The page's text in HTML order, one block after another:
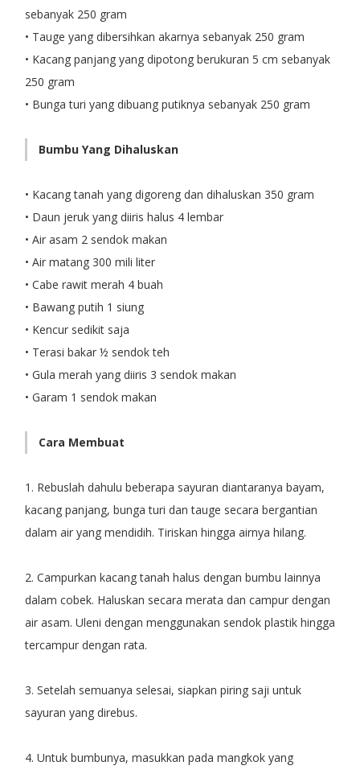
sebanyak 250 gram
• Tauge yang dibersihkan akarnya sebanyak 250 gram
• Kacang panjang yang dipotong berukuran 5 cm sebanyak
250 gram
• Bunga turi yang dibuang putiknya sebanyak 250 gram
Bumbu Yang Dihaluskan
• Kacang tanah yang digoreng dan dihaluskan 350 gram
• Daun jeruk yang diiris halus 4 lembar
• Air asam 2 sendok makan
• Air matang 300 mili liter
• Cabe rawit merah 4 buah
• Bawang putih 1 siung
• Kencur sedikit saja
• Terasi bakar ½ sendok teh
• Gula merah yang diiris 3 sendok makan
• Garam 1 sendok makan
Cara Membuat
1. Rebuslah dahulu beberapa sayuran diantaranya bayam,
kacang panjang, bunga turi dan tauge secara bergantian
dalam air yang mendidih. Tiriskan hingga airnya hilang.
2. Campurkan kacang tanah halus dengan bumbu lainnya
dalam cobek. Haluskan secara merata dan campur dengan
air asam. Uleni dengan menggunakan sendok plastik hingga
tercampur dengan rata.
3. Setelah semuanya selesai, siapkan piring saji untuk
sayuran yang direbus.
4. Untuk bumbunya, masukkan pada mangkok yang